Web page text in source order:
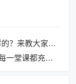
如何添加动画效果
惊喜，绝对好用！